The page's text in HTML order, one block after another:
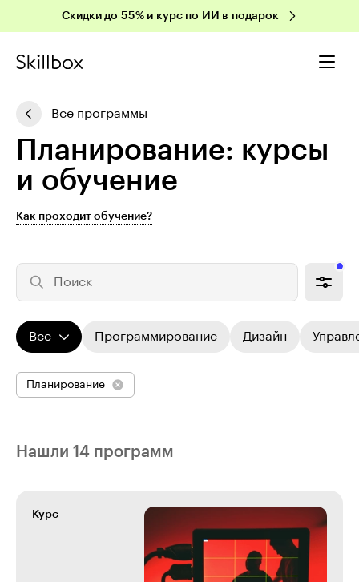
Скидки до 55% и курс по ИИ в подарок
Все программы
Пла­ни­ро­ва­ние: курсы
и обучение
Как проходит обучение?
Поиск
Все Программирование Дизайн
Планирование
Нашли 14 программ
Курс